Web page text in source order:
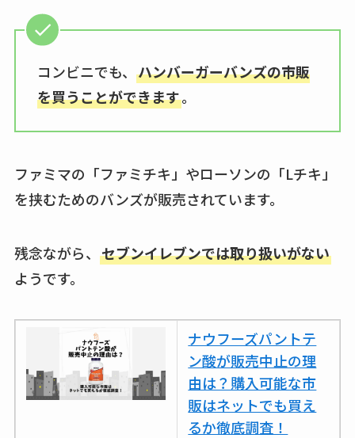
コンビニでも、 ハンバーガーバンズの市販
を買うことができます。
ファミマの「ファミチキ」やローソンの「Lチキ」
を挟むためのバンズが販売されています。
残念ながら、 セブンイレブンでは取り扱いがない
ようです。
ナウフーズパントテ
ン酸が販売中止の理
由は？購入可能な市
販はネットでも買え
るか徹底調査！